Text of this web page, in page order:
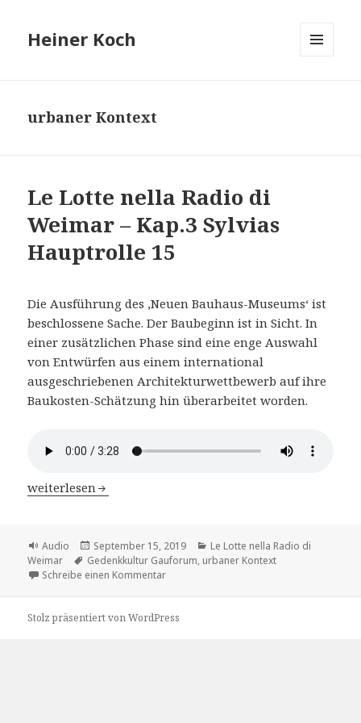
Heiner Koch
urbaner Kontext
Le Lotte nella Radio di
Weimar – Kap.3 Sylvias
Hauptrolle 15
Die Ausführung des ‚Neuen Bauhaus-Museums‘ ist
beschlossene Sache. Der Baubeginn ist in Sicht. In
einer zusätzlichen Phase sind eine enge Auswahl
von Entwürfen aus einem international
ausgeschriebenen Architekturwettbewerb auf ihre
Baukosten-Schätzung hin überarbeitet worden.
Le Lotte nella Radio di Weimar – Kap.3 Sylvias
weiterlesen
Format
Audio
Veröffentlicht
am
September 15, 2019 Kategorien
Le Lotte nella Radio di
Weimar
Schlagwörter
Gedenkkultur Gauforum, urbaner Kontext
Schreibe einen Kommentarzu Le Lotte nella Radio di Weimar – Kap.3
Stolz präsentiert von WordPress